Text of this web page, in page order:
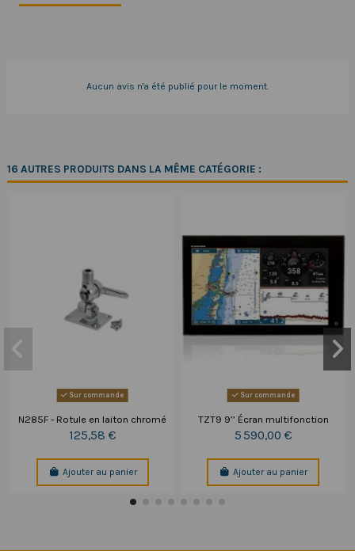
Aucun avis n'a été publié pour le moment.
16 AUTRES PRODUITS DANS LA MÊME CATÉGORIE :
Sur commande
N285F - Rotule en laiton chromé
125,58 €
Ajouter au panier
Sur commande
TZT9 9’’ Écran multifonction
5 590,00 €
Ajouter au panier